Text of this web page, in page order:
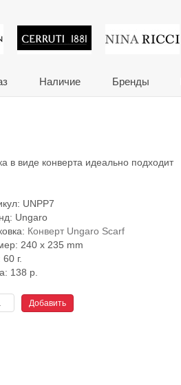
Наличие Бренды
в виде конверта идеально подходит
UNPP7
Ungaro
Конверт Ungaro Scarf
240 x 235 mm
60 г.
138 р.